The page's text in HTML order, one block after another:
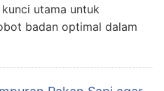
utama untuk
badan optimal dalam